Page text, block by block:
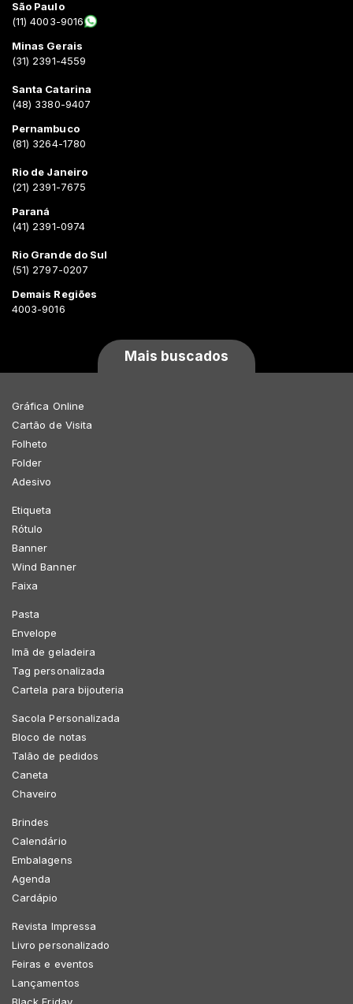
São Paulo
(11) 4003-9016
Minas Gerais
(31) 2391-4559
Santa Catarina
(48) 3380-9407
Pernambuco
(81) 3264-1780
Rio de Janeiro
(21) 2391-7675
Paraná
(41) 2391-0974
Rio Grande do Sul
(51) 2797-0207
Demais Regiões
4003-9016
Mais buscados
Gráfica Online
Cartão de Visita
Folheto
Folder
Adesivo
Etiqueta
Rótulo
Banner
Wind Banner
Faixa
Pasta
Envelope
Imã de geladeira
Tag personalizada
Cartela para bijouteria
Sacola Personalizada
Bloco de notas
Talão de pedidos
Caneta
Chaveiro
Brindes
Calendário
Embalagens
Agenda
Cardápio
Revista Impressa
Livro personalizado
Feiras e eventos
Lançamentos
Black Friday